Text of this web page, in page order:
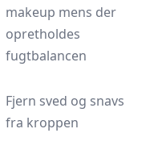
makeup mens der
opretholdes
fugtbalancen
Fjern sved og snavs
fra kroppen